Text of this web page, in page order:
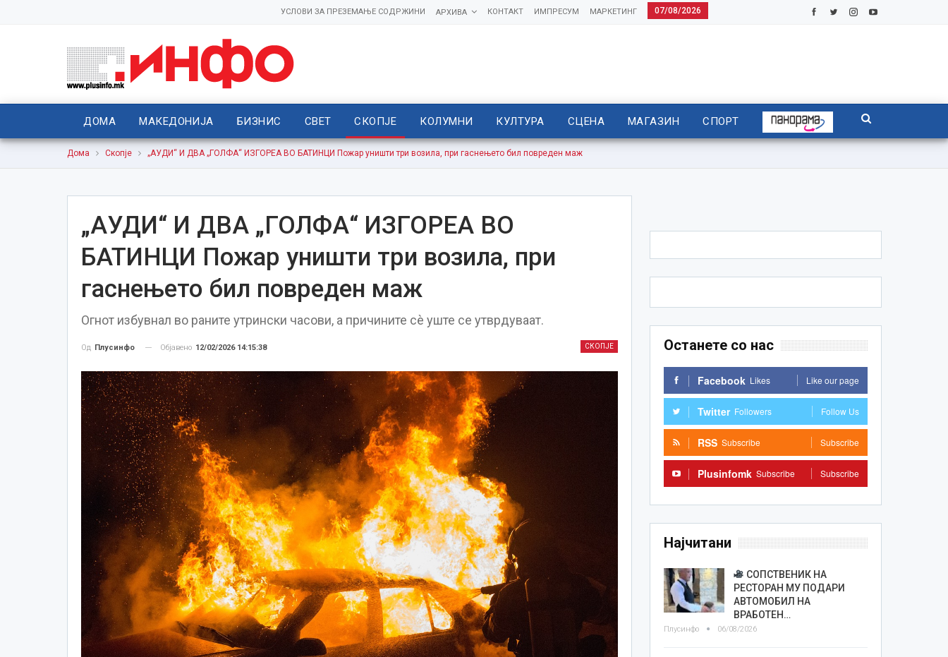
07/08/2026
МАРКЕТИНГ
ИМПРЕСУМ
КОНТАКТ
АРХИВА
УСЛОВИ ЗА ПРЕЗЕМАЊЕ СОДРЖИНИ
ДОМА МАКЕДОНИЈА БИЗНИС СВЕТ СКОПЈЕ КОЛУМНИ КУЛТУРА СЦЕНА МАГАЗИН СПОРТ
Дома Скопје „АУДИ“ И ДВА „ГОЛФА“ ИЗГОРЕА ВО БАТИНЦИ Пожар уништи три возила, при гаснењето бил повреден маж
„АУДИ“ И ДВА „ГОЛФА“ ИЗГОРЕА ВО
БАТИНЦИ Пожар уништи три возила, при
гаснењето бил повреден маж
Огнот избувнал во раните утрински часови, а причините сè уште се утврдуваат.
СКОПЈЕ
Од Плусинфо Објавено 12/02/2026 14:15:38 Останете со нас
Facebook Likes Like our page
Twitter Followers Follow Us
RSS Subscribe Subscribe
Plusinfomk Subscribe Subscribe
Најчитани
СОПСТВЕНИК НА
РЕСТОРАН МУ ПОДАРИ
АВТОМОБИЛ НА
ВРАБОТЕН…
Плусинфо 06/08/2026